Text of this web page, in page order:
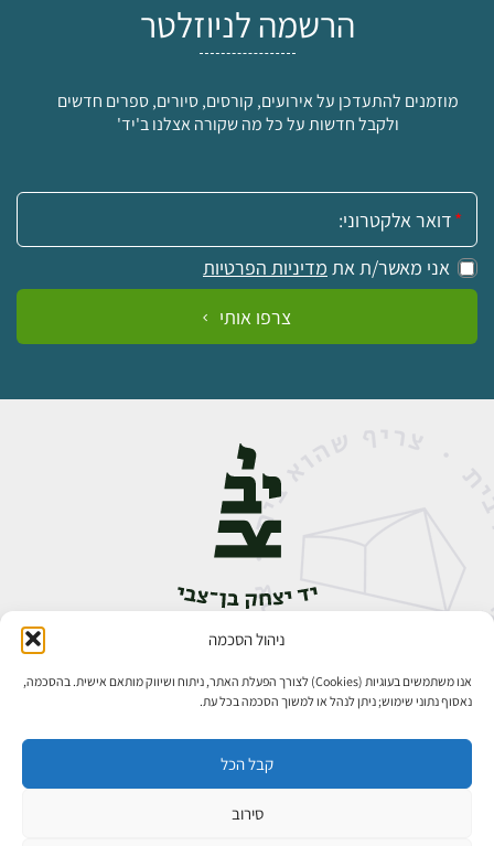
ניהול הסכמה
אנו משתמשים בעוגיות (Cookies) לצורך הפעלת האתר, ניתוח ושיווק מותאם אישית. בהסכמה,
נאסוף נתוני שימוש; ניתן לנהל או למשוך הסכמה בכל עת.
קבל הכל
סירוב
הרשמה לניוזלטר
מוזמנים להתעדכן על אירועים, קורסים, סיורים, ספרים חדשים
ולקבל חדשות על כל מה שקורה אצלנו ב'יד'
אימייל:
אני מאשר/ת את מדיניות הפרטיות
צרפו אותי
אבן גבירול 14, רחביה, ירושלים